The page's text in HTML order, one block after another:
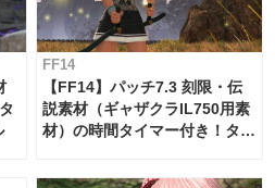
FF14
【FF14】パッチ7.3 刻限・伝
説素材（ギャザクラIL750用素
材）の時間タイマー付き！タイ